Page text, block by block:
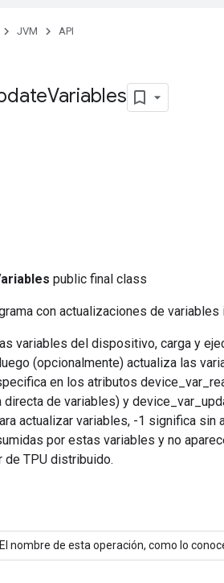
JVM API
Variables
public final class
con actualizaciones de
variables del dispositivo, carga y
(opcionalmente) actualiza las
en los atributos
directa de variables) y
actualizar variables, -1 significa
por estas variables y no
de TPU distribuido.
El nombre de esta operación, como lo